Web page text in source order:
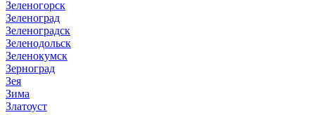
Зеленогорск
Зеленоград
Зеленоградск
Зеленодольск
Зеленокумск
Зерноград
Зея
Зима
Златоуст